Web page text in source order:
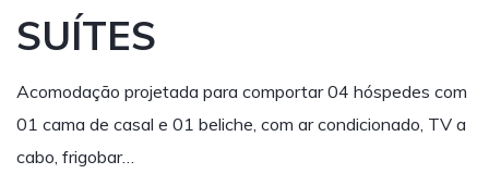
SUÍTES
Acomodação projetada para comportar 04 hóspedes com
01 cama de casal e 01 beliche, com ar condicionado, TV a
cabo, frigobar…